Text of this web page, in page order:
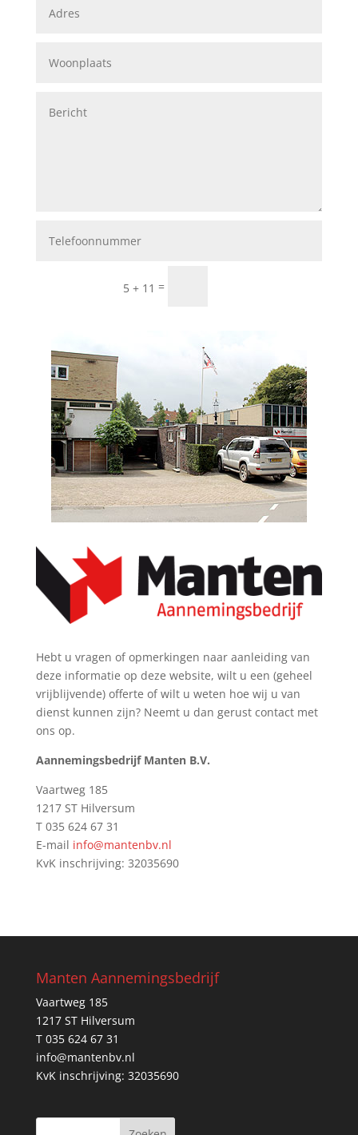
5 + 11 =
Hebt u vragen of opmerkingen naar aanleiding van
deze informatie op deze website, wilt u een (geheel
vrijblijvende) offerte of wilt u weten hoe wij u van
dienst kunnen zijn? Neemt u dan gerust contact met
ons op.
Aannemingsbedrijf Manten B.V.
Vaartweg 185
1217 ST Hilversum
T 035 624 67 31
E-mail info@mantenbv.nl
KvK inschrijving: 32035690
Manten Aannemingsbedrijf
Vaartweg 185
1217 ST Hilversum
T 035 624 67 31
info@mantenbv.nl
KvK inschrijving: 32035690